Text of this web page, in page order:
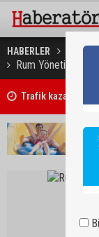
HABERLER DÜNYA
Rum Yönetimi’ne
Trafik kazasında